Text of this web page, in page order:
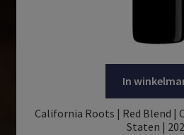
In
California Roots | Red Blend |
Staten |